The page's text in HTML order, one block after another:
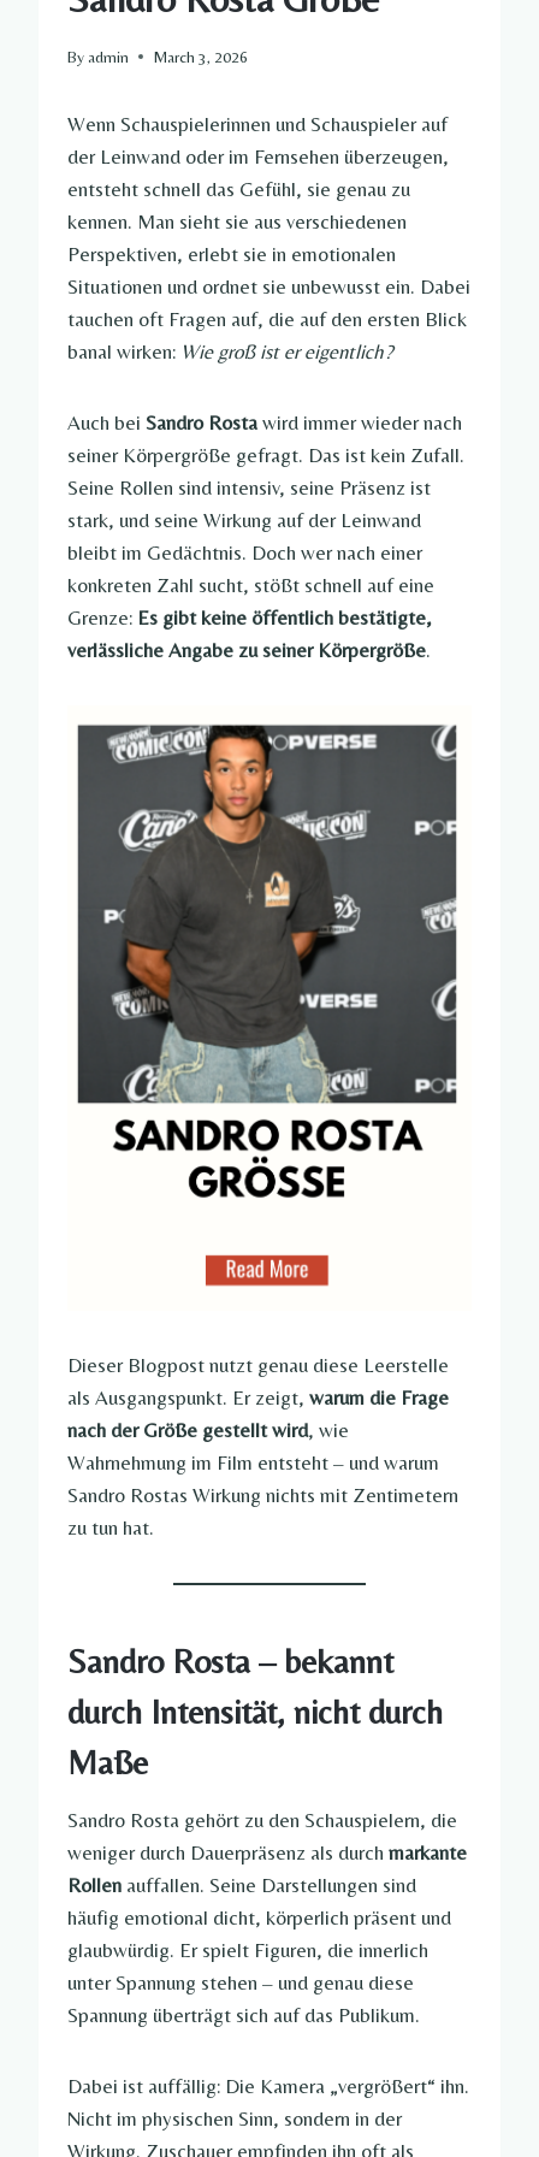
By admin March 3, 2026
Wenn Schauspielerinnen und Schauspieler auf
der Leinwand oder im Fernsehen überzeugen,
entsteht schnell das Gefühl, sie genau zu
kennen. Man sieht sie aus verschiedenen
Perspektiven, erlebt sie in emotionalen
Situationen und ordnet sie unbewusst ein. Dabei
tauchen oft Fragen auf, die auf den ersten Blick
banal wirken: Wie groß ist er eigentlich?
Auch bei Sandro Rosta wird immer wieder nach
seiner Körpergröße gefragt. Das ist kein Zufall.
Seine Rollen sind intensiv, seine Präsenz ist
stark, und seine Wirkung auf der Leinwand
bleibt im Gedächtnis. Doch wer nach einer
konkreten Zahl sucht, stößt schnell auf eine
Grenze: Es gibt keine öffentlich bestätigte,
verlässliche Angabe zu seiner Körpergröße.
Dieser Blogpost nutzt genau diese Leerstelle
als Ausgangspunkt. Er zeigt, warum die Frage
nach der Größe gestellt wird, wie
Wahrnehmung im Film entsteht – und warum
Sandro Rostas Wirkung nichts mit Zentimetern
zu tun hat.
Sandro Rosta – bekannt
durch Intensität, nicht durch
Maße
Sandro Rosta gehört zu den Schauspielern, die
weniger durch Dauerpräsenz als durch markante
Rollen auffallen. Seine Darstellungen sind
häufig emotional dicht, körperlich präsent und
glaubwürdig. Er spielt Figuren, die innerlich
unter Spannung stehen – und genau diese
Spannung überträgt sich auf das Publikum.
Dabei ist auffällig: Die Kamera „vergrößert“ ihn.
Nicht im physischen Sinn, sondern in der
Wirkung. Zuschauer empfinden ihn oft als